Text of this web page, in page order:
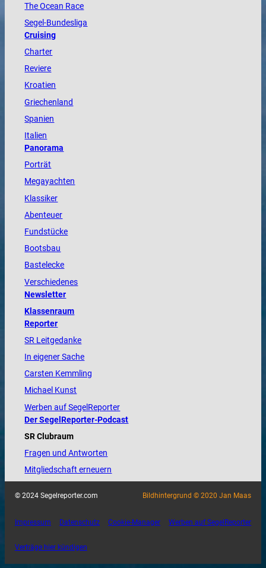
TheOcean Race
Segel-Bundesliga
Cruising
Charter
Reviere
Kroatien
Griechenland
Spanien
Italien
Panorama
Porträt
Megayachten
Klassiker
Abenteuer
Fundstücke
Bootsbau
Bastelecke
Verschiedenes
Newsletter
Klassenraum
Reporter
SR Leitgedanke
In eigener Sache
Carsten Kemmling
Michael Kunst
Werben auf SegelReporter
Der SegelReporter-Podcast
SR Clubraum
Fragen und Antworten
Mitgliedschaft erneuern
© 2024 Segelreporter.com Bildhintergrund © 2020 Jan Maas
Impressum Datenschutz Cookie-Manager Werben auf SegelReporter
Verträge hier kündigen